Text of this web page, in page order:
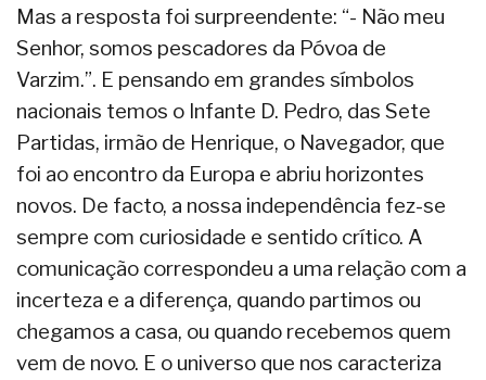
Mas a resposta foi surpreendente: “- Não meu
Senhor, somos pescadores da Póvoa de
Varzim.”. E pensando em grandes símbolos
nacionais temos o Infante D. Pedro, das Sete
Partidas, irmão de Henrique, o Navegador, que
foi ao encontro da Europa e abriu horizontes
novos. De facto, a nossa independência fez-se
sempre com curiosidade e sentido crítico. A
comunicação correspondeu a uma relação com a
incerteza e a diferença, quando partimos ou
chegamos a casa, ou quando recebemos quem
vem de novo. E o universo que nos caracteriza